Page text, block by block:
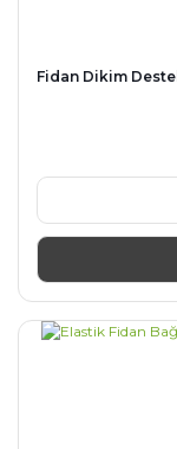
Fidan Dikim